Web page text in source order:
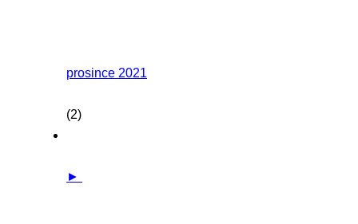
prosince 2021
(2)
►